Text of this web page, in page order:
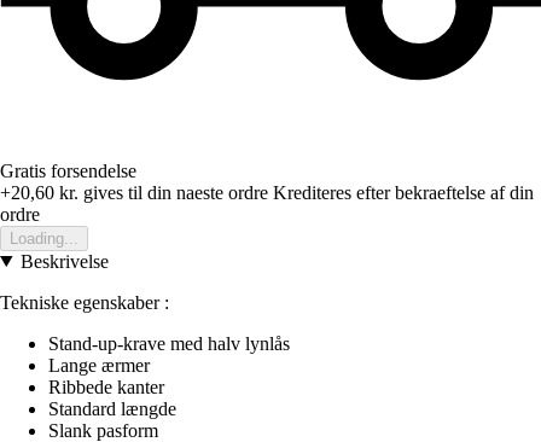
Gratis forsendelse
+20,60 kr. gives til din naeste ordre Krediteres efter bekraeftelse af din
ordre
Loading...
Beskrivelse
Tekniske egenskaber :
Stand-up-krave med halv lynlås
Lange ærmer
Ribbede kanter
Standard længde
Slank pasform